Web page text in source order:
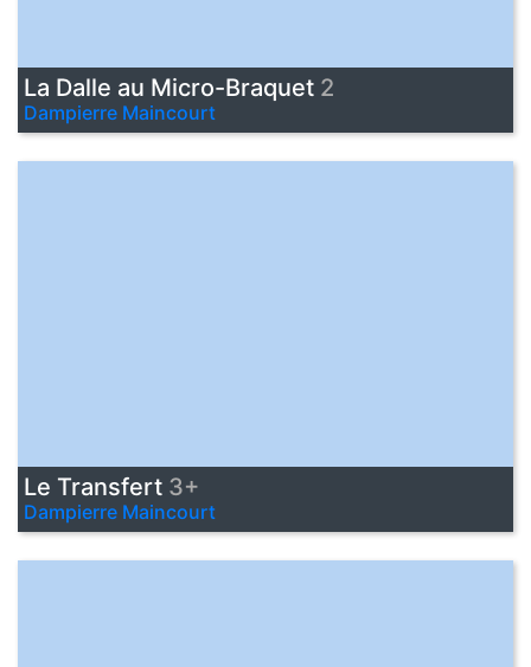
La Dalle au Micro-Braquet 2
Dampierre Maincourt
Le Transfert 3+
Dampierre Maincourt